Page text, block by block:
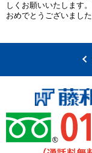
しくお願いいたします。
おめでとうございました